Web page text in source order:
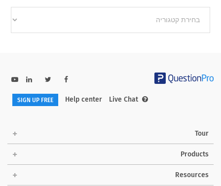
categories
Help center Live Chat
SIGN UP FREE
Tour
Products
Resources